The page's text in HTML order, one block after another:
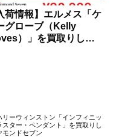
荷情報】エルメス「ケ
グローブ（Kelly
）」を買取りしま
リーウィンストン「インフィニッ
スター・ペンダント」を買取りし
モンドセブン